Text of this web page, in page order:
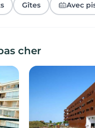
Gîtes Avec
cher